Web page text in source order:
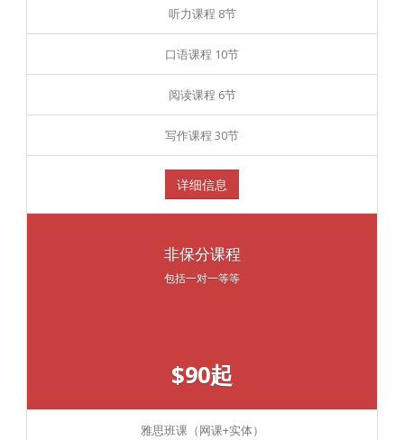
听力课程 8节
口语课程 10节
阅读课程 6节
写作课程 30节
详细信息
非保分课程
包括一对一等等
$90起
雅思班课（网课+实体）